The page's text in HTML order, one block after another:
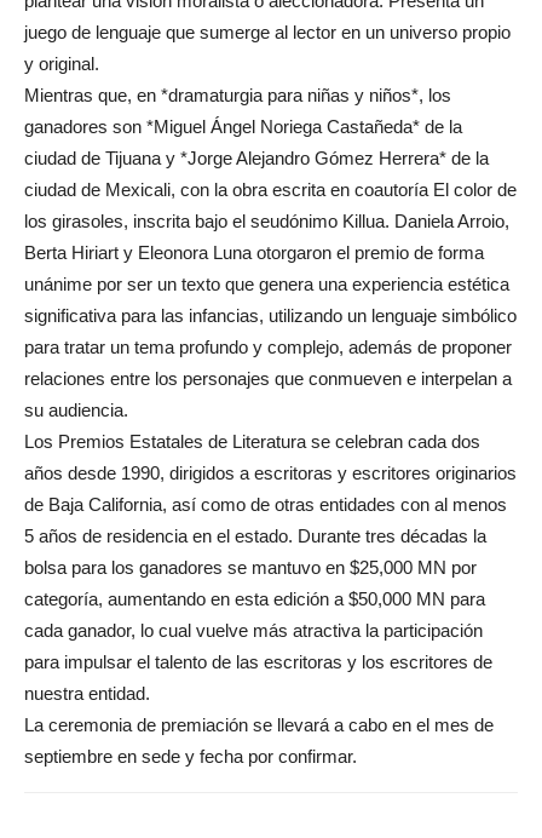
juego de lenguaje que sumerge al lector en un universo propio
y original.
Mientras que, en *dramaturgia para niñas y niños*, los
ganadores son *Miguel Ángel Noriega Castañeda* de la
ciudad de Tijuana y *Jorge Alejandro Gómez Herrera* de la
ciudad de Mexicali, con la obra escrita en coautoría El color de
los girasoles, inscrita bajo el seudónimo Killua. Daniela Arroio,
Berta Hiriart y Eleonora Luna otorgaron el premio de forma
unánime por ser un texto que genera una experiencia estética
significativa para las infancias, utilizando un lenguaje simbólico
para tratar un tema profundo y complejo, además de proponer
relaciones entre los personajes que conmueven e interpelan a
su audiencia.
Los Premios Estatales de Literatura se celebran cada dos
años desde 1990, dirigidos a escritoras y escritores originarios
de Baja California, así como de otras entidades con al menos
5 años de residencia en el estado. Durante tres décadas la
bolsa para los ganadores se mantuvo en $25,000 MN por
categoría, aumentando en esta edición a $50,000 MN para
cada ganador, lo cual vuelve más atractiva la participación
para impulsar el talento de las escritoras y los escritores de
nuestra entidad.
La ceremonia de premiación se llevará a cabo en el mes de
septiembre en sede y fecha por confirmar.